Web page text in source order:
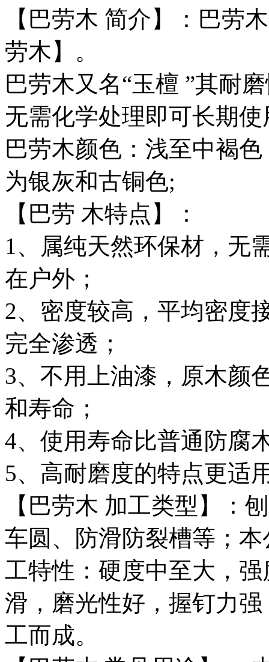
【巴劳木 简介】：巴劳
劳木】。
巴劳木又名“玉檀 ”其耐
无需化学处理即可长期
巴劳木颜色：浅至中褐
为银灰和古铜色;
【巴劳 木特点】：
1、属纯天然环保材，无
在户外；
2、密度较高，平均密度
完全渗透；
3、不用上油漆，原木颜
和寿命；
4、使用寿命比普通防腐
5、高耐磨度的特点更适
【巴劳木 加工类型】：
车圆、防滑防裂槽等；
工特性：硬度中至大，
滑，磨光性好，握钉力
工而成。